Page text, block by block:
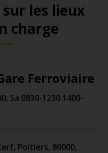
les lieux
charge
Ferroviaire
Sa 0830-1230 1400-
, Poitiers, 86000,